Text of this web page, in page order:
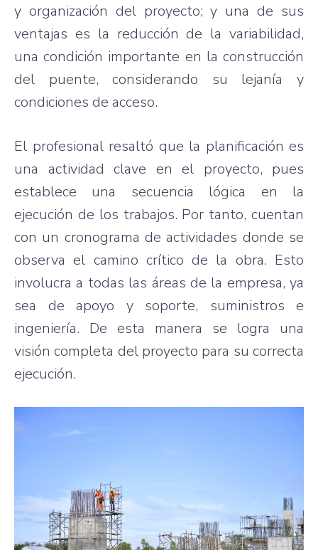
y organización del proyecto; y una de sus
ventajas es la reducción de la variabilidad,
una condición importante en la construcción
del puente, considerando su lejanía y
condiciones de acceso.
El profesional resaltó que la planificación es
una actividad clave en el proyecto, pues
establece una secuencia lógica en la
ejecución de los trabajos. Por tanto, cuentan
con un cronograma de actividades donde se
observa el camino crítico de la obra. Esto
involucra a todas las áreas de la empresa, ya
sea de apoyo y soporte, suministros e
ingeniería. De esta manera se logra una
visión completa del proyecto para su correcta
ejecución.